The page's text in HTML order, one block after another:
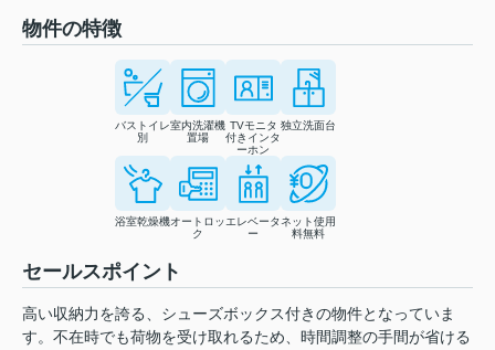
物件の特徴
バストイレ
別
室内洗濯機
置場
TVモニタ
付きインタ
ーホン
独立洗面台
浴室乾燥機オートロッ
ク
エレベータ
ー
ネット使用
料無料
セールスポイント
高い収納力を誇る、シューズボックス付きの物件となっていま
す。不在時でも荷物を受け取れるため、時間調整の手間が省ける